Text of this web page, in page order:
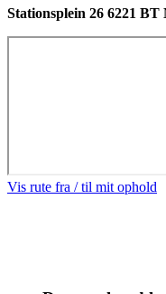
Stationsplein 26 6221
Vis rute fra / til mit ophold